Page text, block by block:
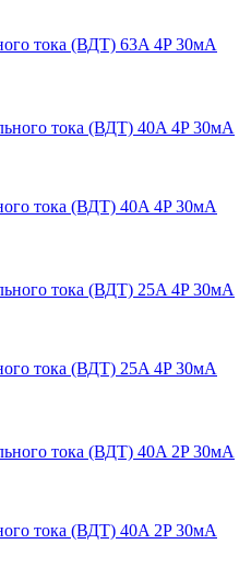
тока (ВДТ) 63A 4P 30мА
тока (ВДТ) 40A 4P 30мА
тока (ВДТ) 25A 4P 30мА
тока (ВДТ) 40A 2P 30мА